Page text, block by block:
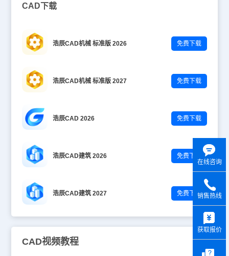
CAD下载
浩辰CAD机械 标准版 2026 免费下载
浩辰CAD机械 标准版 2027 免费下载
浩辰CAD 2026 免费下载
浩辰CAD建筑 2026 免费下载
浩辰CAD建筑 2027 免费下载
CAD视频教程
在线咨询
销售热线
获取报价